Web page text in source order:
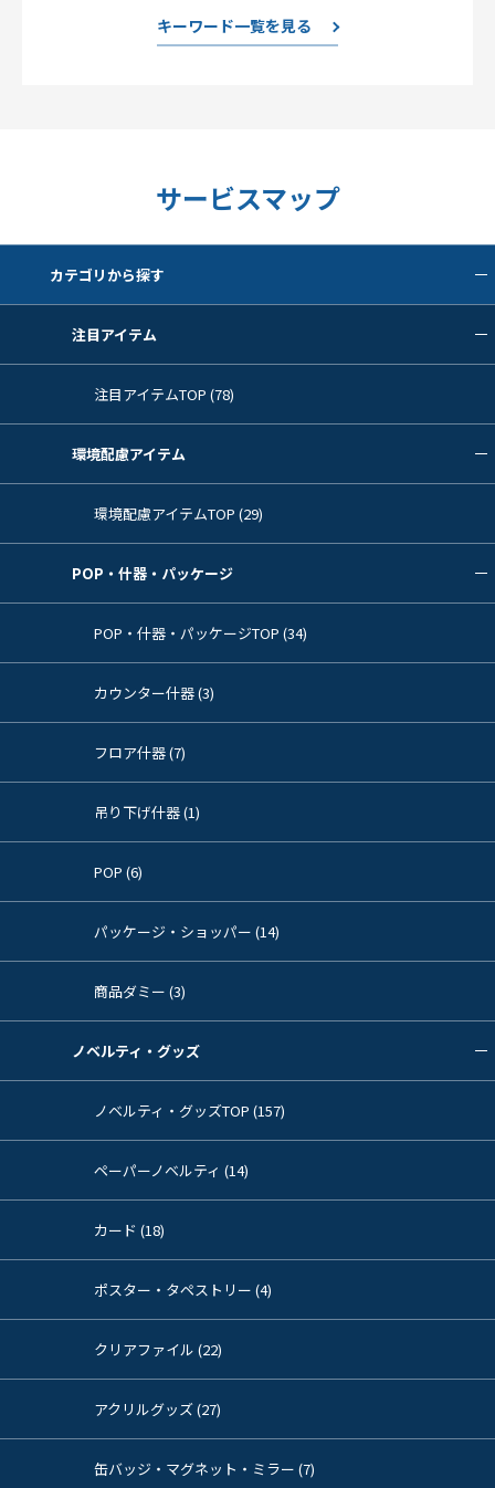
キーワード一覧を見る
サービスマップ
カテゴリから探す
注目アイテム
注目アイテムTOP (78)
環境配慮アイテム
環境配慮アイテムTOP (29)
POP・什器・パッケージ
POP・什器・パッケージTOP (34)
カウンター什器 (3)
フロア什器 (7)
吊り下げ什器 (1)
POP (6)
パッケージ・ショッパー (14)
商品ダミー (3)
ノベルティ・グッズ
ノベルティ・グッズTOP (157)
ペーパーノベルティ (14)
カード (18)
ポスター・タペストリー (4)
クリアファイル (22)
アクリルグッズ (27)
缶バッジ・マグネット・ミラー (7)